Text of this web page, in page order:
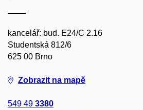
kancelář: bud. E24/C 2.16
Studentská 812/6
625 00 Brno
Zobrazit na mapě
549 49 3380